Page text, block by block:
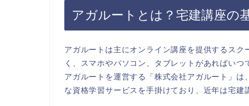
アガルートとは？宅建講座の
アガルートは主にオンライン講座を提供するスク
く、スマホやパソコン、タブレットがあればいつ
アガルートを運営する「株式会社アガルート」は
な資格学習サービスを手掛けており、近年は宅建